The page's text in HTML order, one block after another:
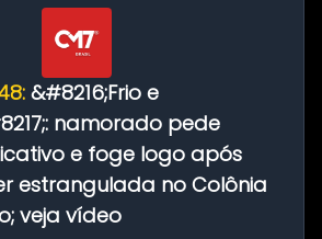
&#8216;Frio e
namorado pede
e foge logo após
estrangulada no Colônia
veja vídeo